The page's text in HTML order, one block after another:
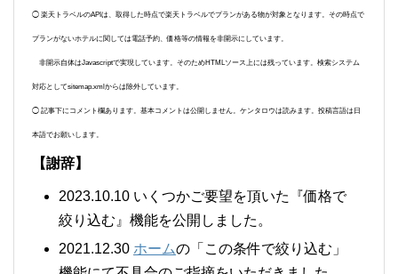
◯ 楽天トラベルのAPIは、取得した時点で楽天トラベルでプランがある物が対象となります。その時点で
プランがないホテルに関しては電話予約、価格等の情報を非開示にしています。
非開示自体はJavascriptで実現しています。そのためHTMLソース上には残っています。検索システム
対応としてsitemap.xmlからは除外しています。
◯ 記事下にコメント欄あります。基本コメントは公開しません。ケンタロウは読みます。投稿言語は日
本語でお願いします。
【謝辞】
2023.10.10 いくつかご要望を頂いた『価格で
絞り込む』機能を公開しました。
2021.12.30 ホームの「この条件で絞り込む」